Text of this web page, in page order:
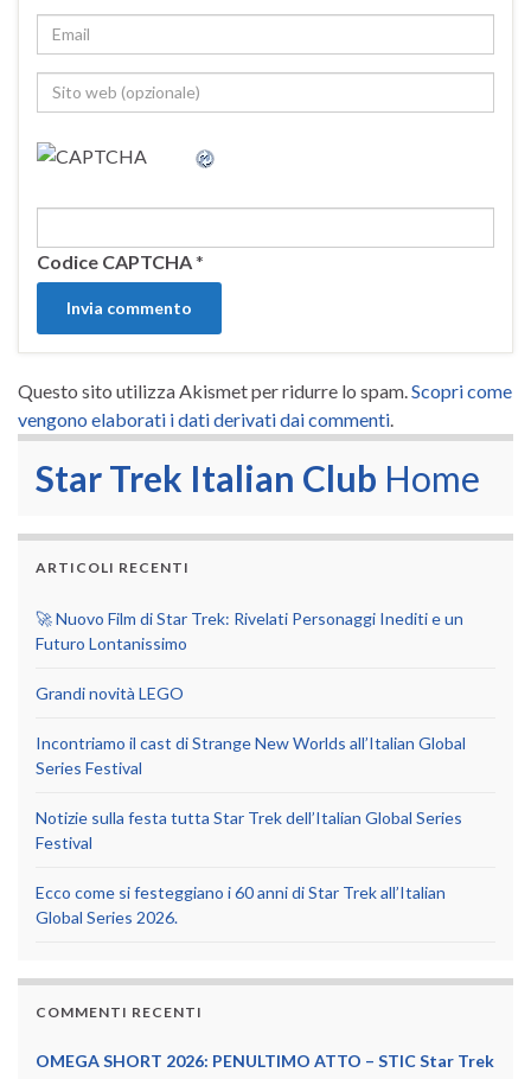
Codice CAPTCHA*
Questo sito utilizza Akismet per ridurre lo spam. Scopri come
vengono elaborati i dati derivati dai commenti
Star Trek Italian Club Home
ARTICOLI RECENTI
🚀 Nuovo Film di Star Trek: Rivelati Personaggi Inediti e un
Futuro Lontanissimo
Grandi novità LEGO
Incontriamo il cast di Strange New Worlds all’Italian Global
Series Festival
Notizie sulla festa tutta Star Trek dell’Italian Global Series
Festival
Ecco come si festeggiano i 60 anni di Star Trek all’Italian
Global Series 2026.
COMMENTI RECENTI
OMEGA SHORT 2026: PENULTIMO ATTO – STIC Star Trek